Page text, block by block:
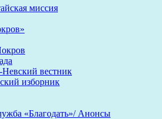
миссия
Невский вестник
изборник
«Благодать»/ Анонсы